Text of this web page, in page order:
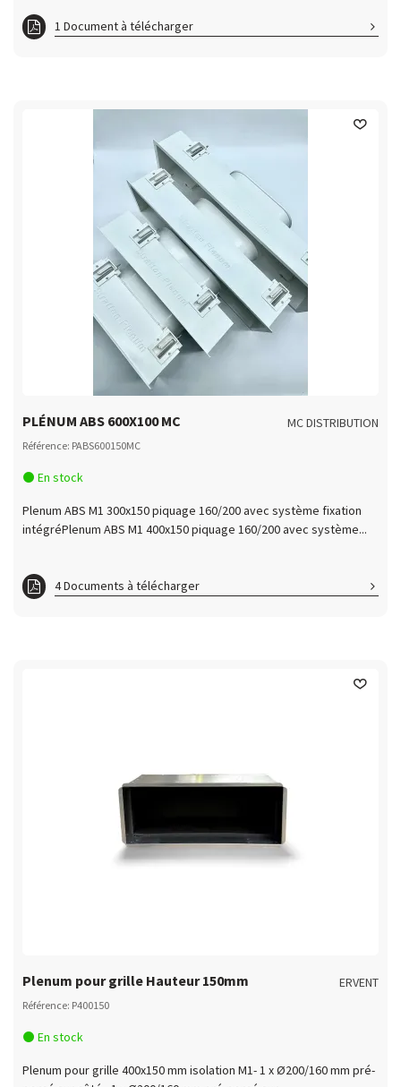
1 Document à télécharger
PLÉNUM ABS 600X100 MC MC DISTRIBUTION
Référence: PABS600150MC
En stock
Plenum ABS M1 300x150 piquage 160/200 avec système fixation
intégréPlenum ABS M1 400x150 piquage 160/200 avec système...
4 Documents à télécharger
Plenum pour grille Hauteur 150mm ERVENT
Référence: P400150
En stock
Plenum pour grille 400x150 mm isolation M1- 1 x Ø200/160 mm pré-